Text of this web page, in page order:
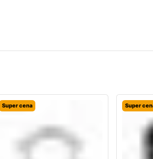
Super cena Super